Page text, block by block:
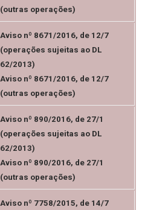
(outras operações)
Aviso nº 8671/2016, de 12/7
(operações sujeitas ao DL
62/2013)
Aviso nº 8671/2016, de 12/7
(outras operações)
Aviso nº 890/2016, de 27/1
(operações sujeitas ao DL
62/2013)
Aviso nº 890/2016, de 27/1
(outras operações)
Aviso nº 7758/2015, de 14/7